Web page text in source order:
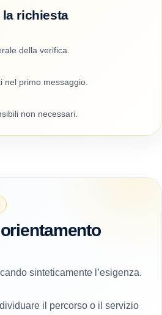
la richiesta
della verifica.
nel primo messaggio.
non necessari.
sinteticamente l’esigenza.
il percorso o il servizio